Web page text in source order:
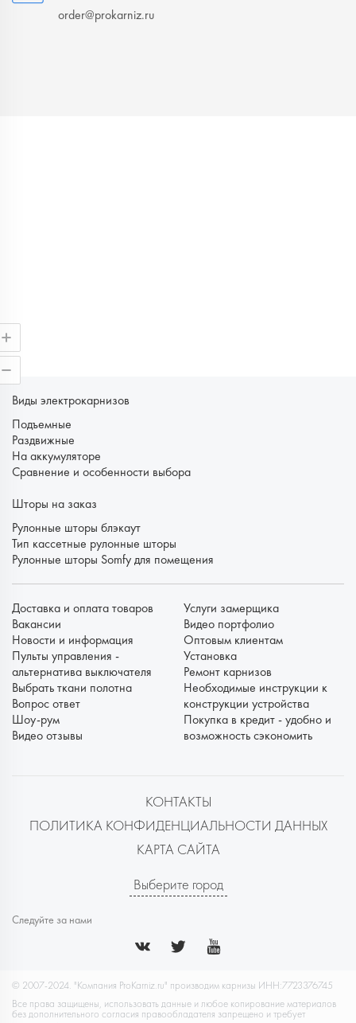
order@prokarniz.ru
Виды электрокарнизов
Подъемные
Раздвижные
На аккумуляторе
Сравнение и особенности выбора
Шторы на заказ
Рулонные шторы блэкаут
Тип кассетные рулонные шторы
Рулонные шторы Somfy для помещения
Доставка и оплата товаров
Вакансии
Новости и информация
Пульты управления -
альтернатива выключателя
Выбрать ткани полотна
Вопрос ответ
Шоу-рум
Видео отзывы
Услуги замерщика
Видео портфолио
Оптовым клиентам
Установка
Ремонт карнизов
Необходимые инструкции к
конструкции устройства
Покупка в кредит - удобно и
возможность сэкономить
КОНТАКТЫ
ПОЛИТИКА КОНФИДЕНЦИАЛЬНОСТИ ДАННЫХ
КАРТА САЙТА
Выберите город
Следуйте за нами
© 2007-2024. "Компания ProKarniz.ru" производим карнизы ИНН:7723376745
Все права защищены, использовать данные и любое копирование материалов
без дополнительного согласия правообладателя запрещено и требует